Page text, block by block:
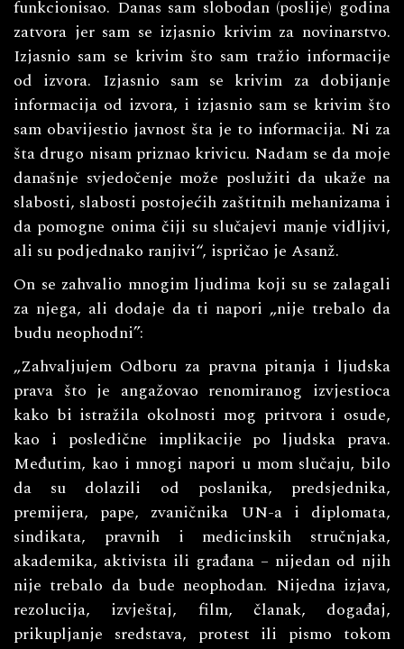
funkcionisao. Danas sam slobodan (poslije) godina
zatvora jer sam se izjasnio krivim za novinarstvo.
Izjasnio sam se krivim što sam tražio informacije
od izvora. Izjasnio sam se krivim za dobijanje
informacija od izvora, i izjasnio sam se krivim što
sam obavijestio javnost šta je to informacija. Ni za
šta drugo nisam priznao krivicu. Nadam se da moje
današnje svjedočenje može poslužiti da ukaže na
slabosti, slabosti postojećih zaštitnih mehanizama i
da pomogne onima čiji su slučajevi manje vidljivi,
ali su podjednako ranjivi“, ispričao je Asanž.
On se zahvalio mnogim ljudima koji su se zalagali
za njega, ali dodaje da ti napori „nije trebalo da
budu neophodni”:
„Zahvaljujem Odboru za pravna pitanja i ljudska
prava što je angažovao renomiranog izvjestioca
kako bi istražila okolnosti mog pritvora i osude,
kao i posledične implikacije po ljudska prava.
Međutim, kao i mnogi napori u mom slučaju, bilo
da su dolazili od poslanika, predsjednika,
premijera, pape, zvaničnika UN-a i diplomata,
sindikata, pravnih i medicinskih stručnjaka,
akademika, aktivista ili građana – nijedan od njih
nije trebalo da bude neophodan. Nijedna izjava,
rezolucija, izvještaj, film, članak, događaj,
prikupljanje sredstava, protest ili pismo tokom